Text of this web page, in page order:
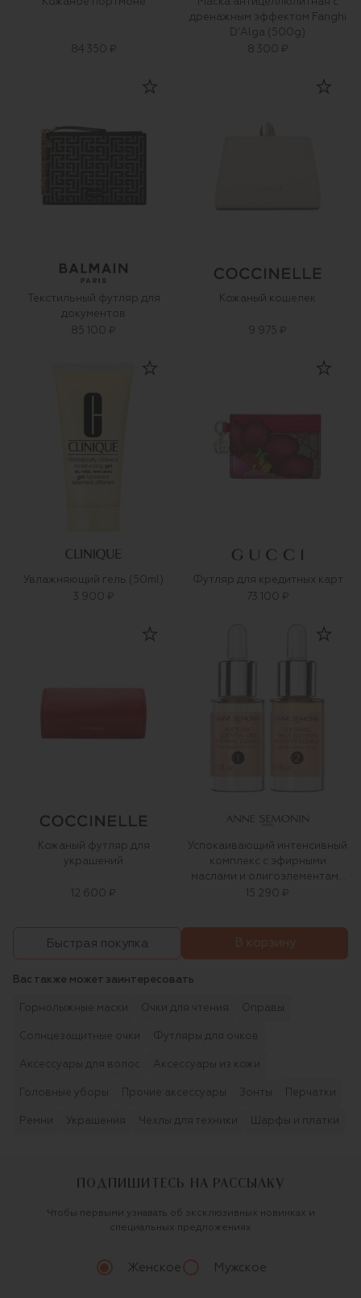
Кожаное портмоне
84 350 ₽
Маска антицеллюлитная с
дренажным эффектом Fanghi
D’Alga (500g)
8 300 ₽
Текстильный футляр для
документов
85 100 ₽
Кожаный кошелек
9 975 ₽
Увлажняющий гель (50ml)
3 900 ₽
Футляр для кредитных карт
73 100 ₽
Кожаный футляр для
украшений
12 600 ₽
Успокаивающий интенсивный
комплекс с эфирными
маслами и олигоэлементами
(2x15ml)
15 290 ₽
Быстрая покупка В корзину
Вас также может заинтересовать
Горнолыжные маски Очки для чтения Оправы
Солнцезащитные очки Футляры для очков
Аксессуары для волос Аксессуары из кожи
Головные уборы Прочие аксессуары Зонты Перчатки
Ремни Украшения Чехлы для техники Шарфы и платки
ПОДПИШИТЕСЬ НА РАССЫЛКУ
Чтобы первыми узнавать об эксклюзивных новинках и
специальных предложениях
Женское Мужское